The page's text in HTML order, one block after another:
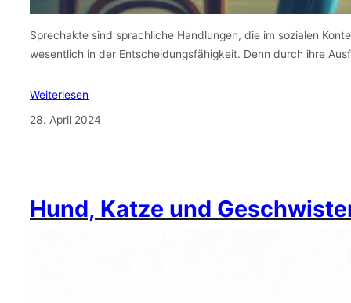
Sprechakte sind sprachliche Handlungen, die im sozialen
wesentlich in der Entscheidungsfähigkeit. Denn durch ihre
Weiterlesen
28. April 2024
Hund, Katze und